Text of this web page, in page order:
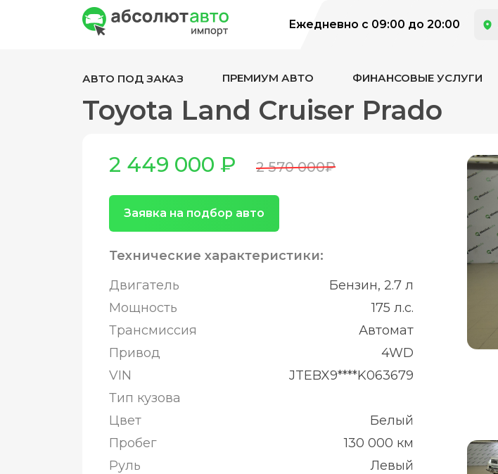
Ежедневно с 09:00 до 20:00
АВТО ПОД ЗАКАЗ ПРЕМИУМ АВТО ФИНАНСОВЫЕ УСЛУГИ
Toyota Land Cruiser Prado
2 449 000 ₽ 2 570 000₽
Заявка на подбор авто
Технические характеристики:
Двигатель
Бензин, 2.7 л
Мощность
175 л.с.
Трансмиссия
Автомат
Привод
4WD
VIN
JTEBX9****K063679
Тип кузова
Цвет
Белый
Пробег
130 000 км
Руль
Левый